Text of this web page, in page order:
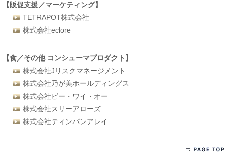
【販促支援／マーケティング】
TETRAPOT株式会社
株式会社eclore
【食／その他 コンシューマプロダクト】
株式会社Jリスクマネージメント
株式会社乃が美ホールディングス
株式会社ビー・ワイ・オー
株式会社スリーアローズ
株式会社ティンパンアレイ